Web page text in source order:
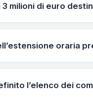
milioni di euro
dei nidi
oraria
le sedi che
l’elenco dei